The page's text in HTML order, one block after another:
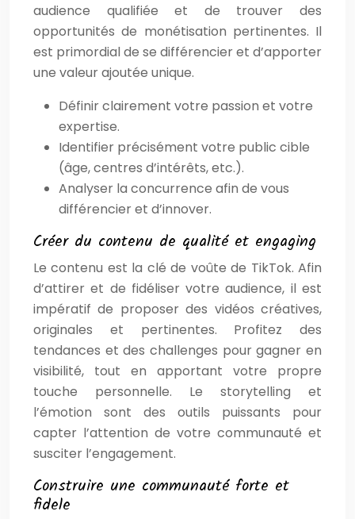
audience qualifiée et de trouver des
opportunités de monétisation pertinentes. Il
est primordial de se différencier et d’apporter
une valeur ajoutée unique.
Définir clairement votre passion et votre
expertise.
Identifier précisément votre public cible
(âge, centres d’intérêts, etc.).
Analyser la concurrence afin de vous
différencier et d’innover.
Créer du contenu de qualité et engaging
Le contenu est la clé de voûte de TikTok. Afin
d’attirer et de fidéliser votre audience, il est
impératif de proposer des vidéos créatives,
originales et pertinentes. Profitez des
tendances et des challenges pour gagner en
visibilité, tout en apportant votre propre
touche personnelle. Le storytelling et
l’émotion sont des outils puissants pour
capter l’attention de votre communauté et
susciter l’engagement.
Construire une communauté forte et
fidele